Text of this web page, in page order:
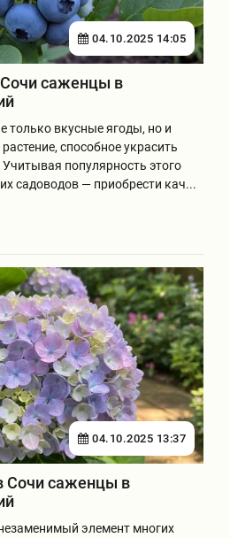
04.10.2025 14:05
Сочи саженцы в
только вкусные ягоды, но и
способное украсить
популярность этого
садоводов — приобрести кач...
04.10.2025 13:37
Сочи саженцы в
элемент многих